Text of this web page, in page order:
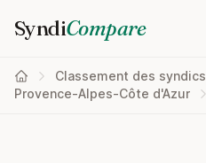
SyndiCompare
Classement des syndics
Provence-Alpes-Côte d'Azur